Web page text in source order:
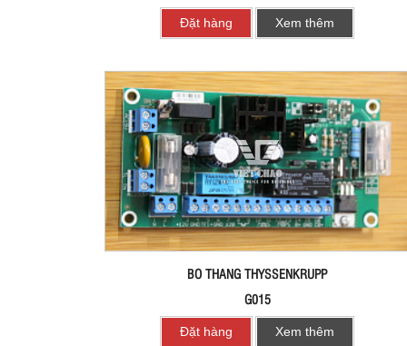
Đặt hàng Xem thêm
BO THANG THYSSENKRUPP
G015
Đặt hàng Xem thêm